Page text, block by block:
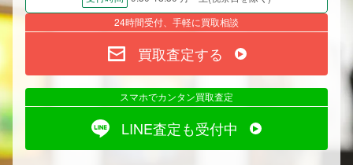
24時間受付、手軽に買取相談
買取査定する
スマホでカンタン買取査定
LINE査定も受付中